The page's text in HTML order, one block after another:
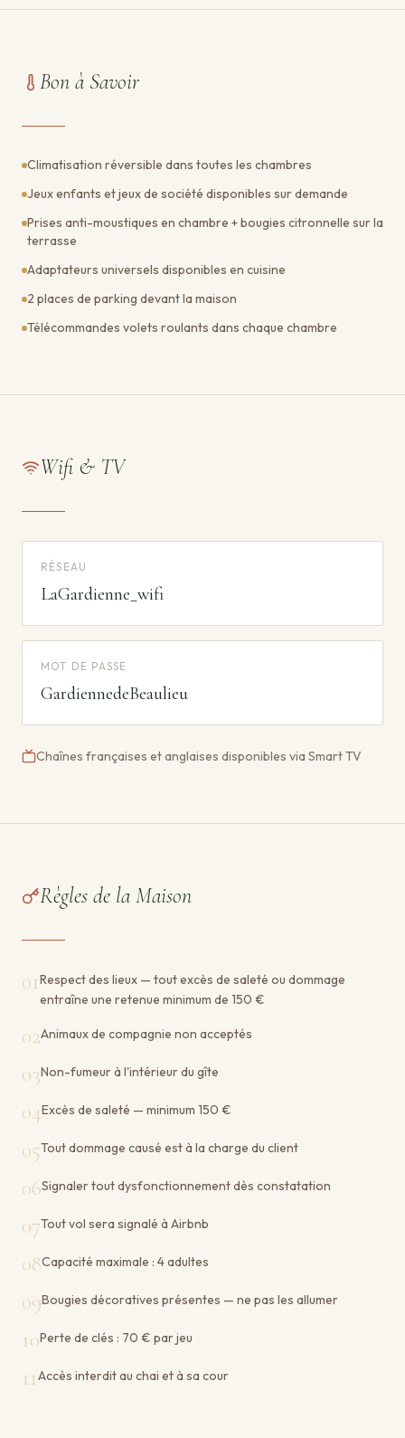
Bon à Savoir
Climatisation réversible dans toutes les chambres
Jeux enfants et jeux de société disponibles sur demande
Prises anti-moustiques en chambre + bougies citronnelle sur la
terrasse
Adaptateurs universels disponibles en cuisine
2 places de parking devant la maison
Télécommandes volets roulants dans chaque chambre
Wifi & TV
RÉSEAU
LaGardienne_wifi
MOT DE PASSE
GardiennedeBeaulieu
Chaînes françaises et anglaises disponibles via Smart TV
Règles de la Maison
01Respect des lieux — tout excès de saleté ou dommage
entraîne une retenue minimum de 150 €
02Animaux de compagnie non acceptés
03Non-fumeur à l'intérieur du gîte
04Excès de saleté — minimum 150 €
05Tout dommage causé est à la charge du client
06Signaler tout dysfonctionnement dès constatation
07Tout vol sera signalé à Airbnb
08Capacité maximale : 4 adultes
09Bougies décoratives présentes — ne pas les allumer
10Perte de clés : 70 € par jeu
11Accès interdit au chai et à sa cour